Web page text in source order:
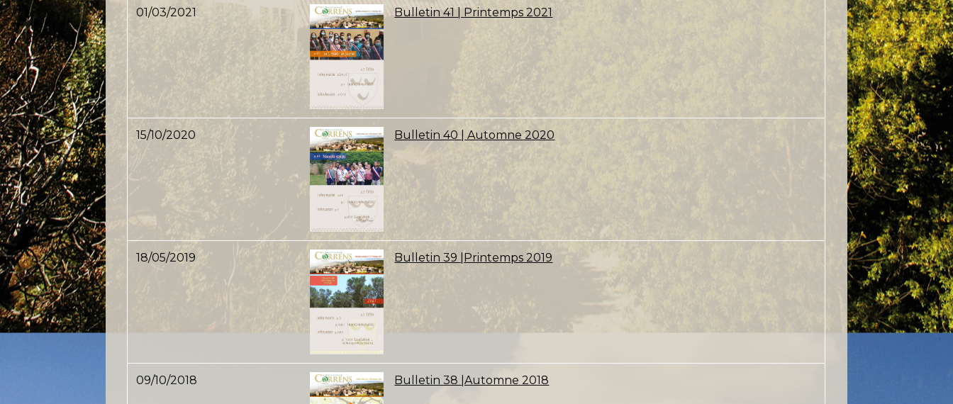
01/03/2021 Bulletin 41 | Printemps 2021
15/10/2020 Bulletin 40 | Automne 2020
18/05/2019 Bulletin 39 |Printemps 2019
09/10/2018 Bulletin 38 |Automne 2018